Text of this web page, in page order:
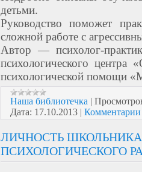
детьми.
Руководство поможет
сложной работе с
Автор — психолог-
психологического центра
психологической помощи
Наша библиотечка |
Дата: 17.10.2013 |
ЛИЧНОСТЬ
ПСИХОЛОГИЧЕСКОГО